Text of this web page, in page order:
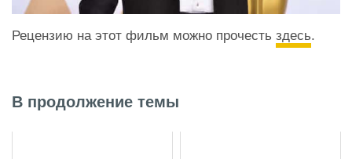
Рецензию на этот фильм можно прочесть здесь.
В продолжение темы